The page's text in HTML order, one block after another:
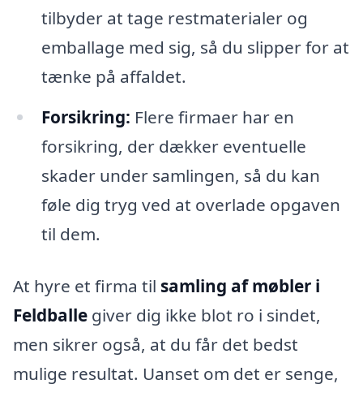
tilbyder at tage restmaterialer og
emballage med sig, så du slipper for at
tænke på affaldet.
Forsikring: Flere firmaer har en
forsikring, der dækker eventuelle
skader under samlingen, så du kan
føle dig tryg ved at overlade opgaven
til dem.
At hyre et firma til samling af møbler i
Feldballe giver dig ikke blot ro i sindet,
men sikrer også, at du får det bedst
mulige resultat. Uanset om det er senge,